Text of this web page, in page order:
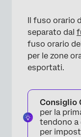
Il fuso orario
separato dal
fuso orario
per le zone
esportati.
Consiglio
per la
tendono a
per